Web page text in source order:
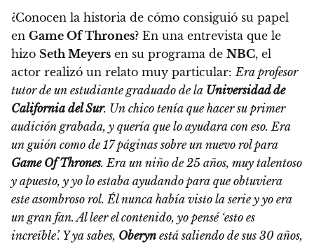
¿Conocen la historia de cómo consiguió su papel
en Game Of Thrones? En una entrevista que le
hizo Seth Meyers en su programa de NBC, el
actor realizó un relato muy particular:Era profesor
tutor de un estudiante graduado de la Universidad de
California del Sur. Un chico tenía que hacer su primer
audición grabada, y quería que lo ayudara con eso. Era
un guión como de 17 páginas sobre un nuevo rol para
Game Of Thrones. Era un niño de 25 años, muy talentoso
y apuesto, y yo lo estaba ayudando para que obtuviera
este asombroso rol. Él nunca había visto la serie y yo era
un gran fan. Al leer el contenido, yo pensé ‘esto es
increíble’. Y ya sabes, Oberyn está saliendo de sus 30 años,